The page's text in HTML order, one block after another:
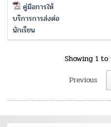
คู่มือการให้
บริการการส่งต่อ
นักเรียน
Showing 1 to
Previous